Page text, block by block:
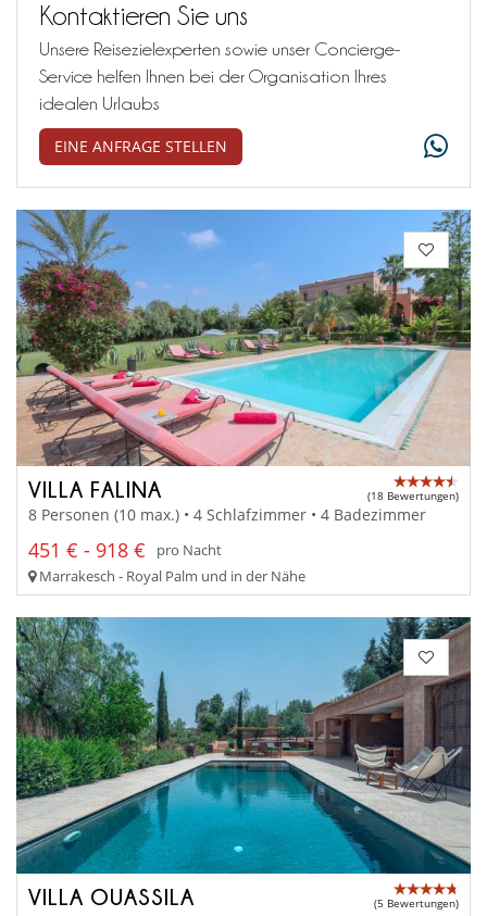
Kontaktieren Sie uns
Unsere Reisezielexperten sowie unser Concierge-
Service helfen Ihnen bei der Organisation Ihres
idealen Urlaubs
EINE ANFRAGE STELLEN
VILLA FALINA (18 Bewertungen)
8 Personen (10 max.) • 4 Schlafzimmer • 4 Badezimmer
451 € - 918 €
pro Nacht
Marrakesch - Royal Palm und in der Nähe
VILLA OUASSILA (5 Bewertungen)